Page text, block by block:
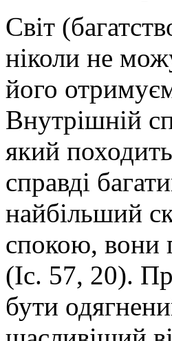
Світ
ніколи не
його
Внутрішній
який
справді
найбільший
спокою, вони
(Іс. 57, 20).
бути